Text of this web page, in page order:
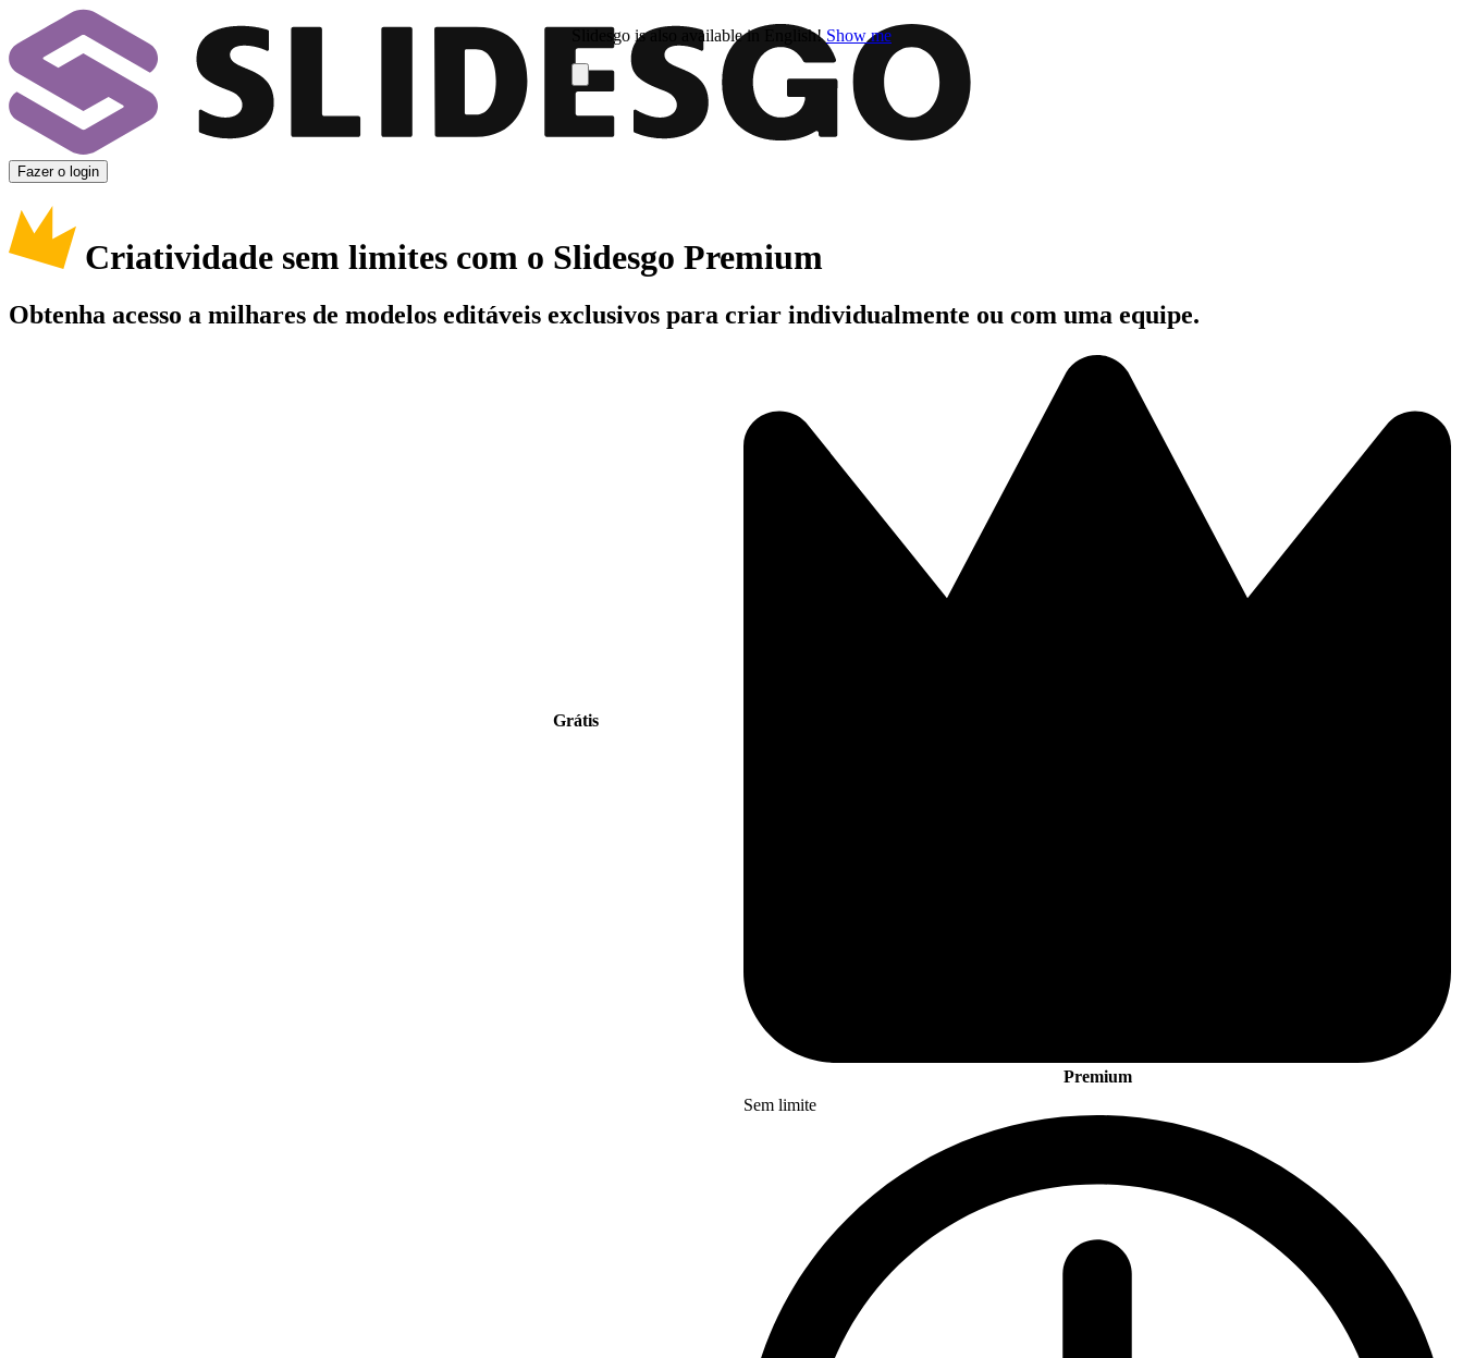
Slidesgo is also available in English! Show me
Fazer o login
Criatividade sem limites com o Slidesgo Premium
Obtenha acesso a milhares de modelos editáveis exclusivos para criar individualmente ou com uma equipe.
Grátis
Premium
Sem limite